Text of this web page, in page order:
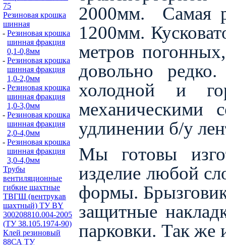
75
Резиновая крошка
шинная
- Резиновая крошка
шинная фракция
0,1-0,8мм
- Резиновая крошка
шинная фракция
1,0-2,0мм
- Резиновая крошка
шинная фракция
1,0-3,0мм
- Резиновая крошка
шинная фракция
2,0-4,0мм
- Резиновая крошка
шинная фракция
3,0-4,0мм
Трубы
вентиляционные
гибкие шахтные
ТВГШ (вентрукав
шахтный) ТУ BY
300208810.004-2005
(ТУ 38.105.1974-90)
Клей резиновый
88СА ТУ
2000мм.
Самая
1200мм.
метров
довольно
холодной и
механическими
удлинении б/у
Мы готовы
изделие любой
формы.
защитные
парковки. Так же